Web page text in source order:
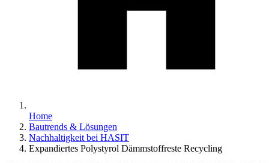
Home
Bautrends & Lösungen
Nachhaltigkeit bei HASIT
Expandiertes Polystyrol Dämmstoffreste Recycling